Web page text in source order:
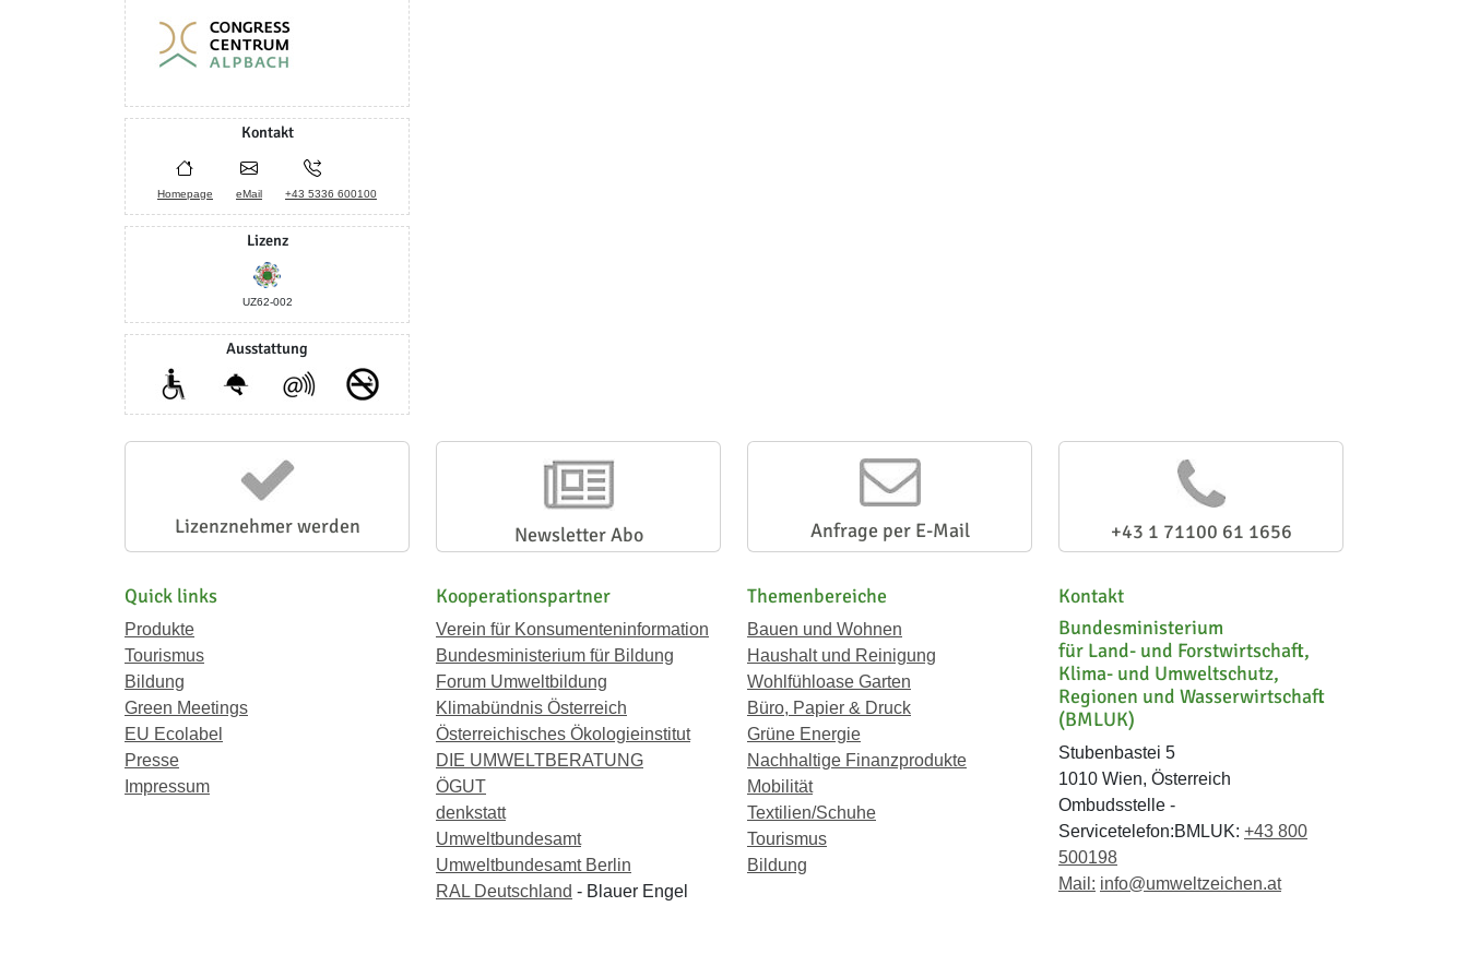
Kontakt
Homepage eMail +43 5336 600100
Lizenz
UZ62-002
Ausstattung
Lizenznehmer werden Newsletter Abo Anfrage per E-Mail +43 1 71100 61 1656
Quick links
Produkte
Tourismus
Bildung
Green Meetings
EU Ecolabel
Presse
Impressum
Kooperationspartner
Verein für Konsumenteninformation
Bundesministerium für Bildung
Forum Umweltbildung
Klimabündnis Österreich
Österreichisches Ökologieinstitut
DIE UMWELTBERATUNG
ÖGUT
denkstatt
Umweltbundesamt
Umweltbundesamt Berlin
RAL Deutschland - Blauer Engel
Themenbereiche
Bauen und Wohnen
Haushalt und Reinigung
Wohlfühloase Garten
Büro, Papier & Druck
Grüne Energie
Nachhaltige Finanzprodukte
Mobilität
Textilien/Schuhe
Tourismus
Bildung
Kontakt
Bundesministerium
für Land- und Forstwirtschaft,
Klima- und Umweltschutz,
Regionen und Wasserwirtschaft
(BMLUK)
Stubenbastei 5
1010 Wien, Österreich
Ombudsstelle -
Servicetelefon:BMLUK: +43 800
500198
Mail: info@umweltzeichen.at